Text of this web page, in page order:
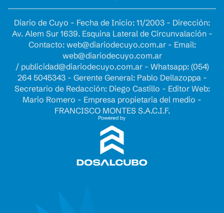
Diario de Cuyo - Fecha de Inicio: 11/2003 - Dirección:
Av. Alem Sur 1639. Esquina Lateral de Circunvalación -
Contacto: web@diariodecuyo.com.ar- Email:
web@diariodecuyo.com.ar
/ publicidad@diariodecuyo.com.ar- Whatsapp: (054)
264 5045343 - Gerente General: Pablo Dellazoppa -
Secretario de Redacción: Diego Castillo - Editor Web:
Mario Romero - Empresa propietaria del medio -
FRANCISCO MONTES S.A.C.I.F.